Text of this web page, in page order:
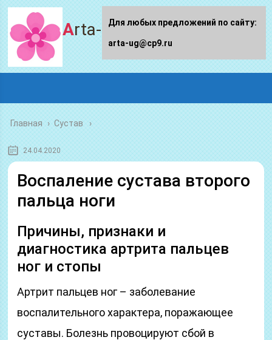
Arta-ug.ru
Главная › Сустав
24.04.2020
Воспаление сустава второго
пальца ноги
Причины, признаки и
диагностика артрита пальцев
ног и стопы
Артрит пальцев ног – заболевание
воспалительного характера, поражающее
суставы. Болезнь провоцируют сбой в
Для любых предложений по сайту:
arta-ug@cp9.ru